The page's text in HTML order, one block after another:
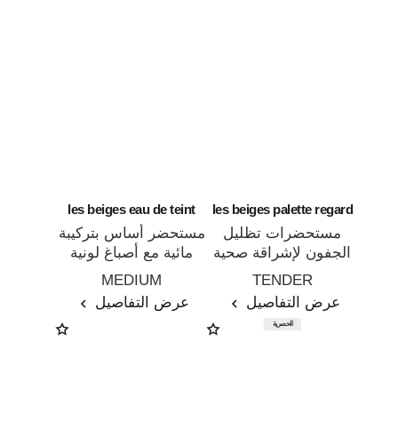
les beiges palette regard
مستحضرات تظليل
الجفون لإشراقة صحية
وطبيعية المرجع 184190TENDER
عرض التفاصيل
les beiges eau de teint
مستحضر أساس بتركيبة
مائية مع أصباغ لونية
داخل قطرات ميكروية.
تأثير البشرة الخالية من
الماكياج.
إشراقة صحية وطبيعية.
المرجع 158830MEDIUM
عرض التفاصيل
الحصرية